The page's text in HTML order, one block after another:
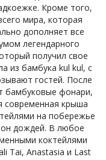
Кроме того,
мира, которая
дополняет все
легендарного
получил свое
из бамбука kul kul, с
гостей. После
бамбуковые фонари,
современная крыша
на побережье
дождей. В любое
коктейлями
Tai, Anastasia и Last